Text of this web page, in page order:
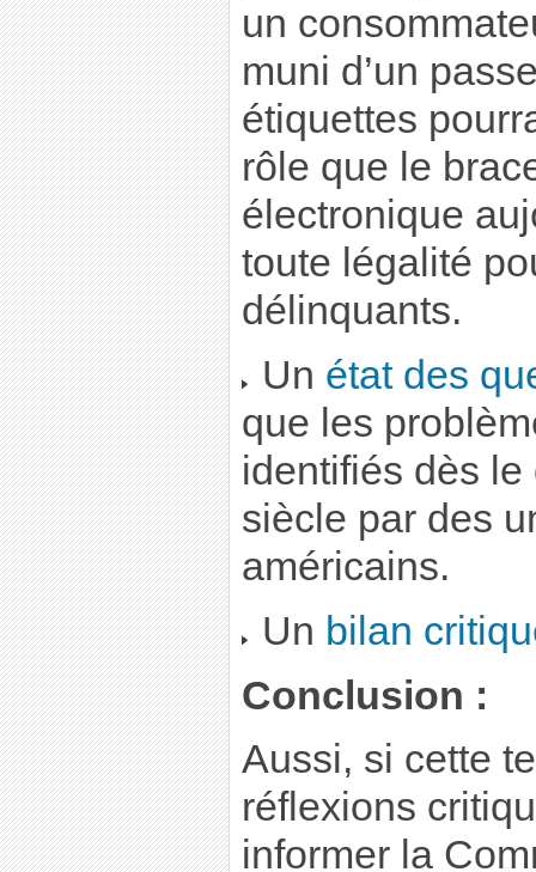
un
muni d’un
étiquettes
rôle que le
électronique
toute légalité
délinquants.
Un état des
que les
identifiés dès
siècle par des
américains.
Un bilan
Conclusion :
Aussi, si cette
réflexions
informer la